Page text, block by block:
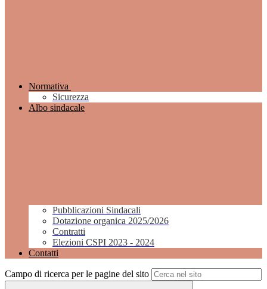
Normativa
Sicurezza
Albo sindacale
Pubblicazioni Sindacali
Dotazione organica 2025/2026
Contratti
Elezioni CSPI 2023 - 2024
Contatti
Campo di ricerca per le pagine del sito